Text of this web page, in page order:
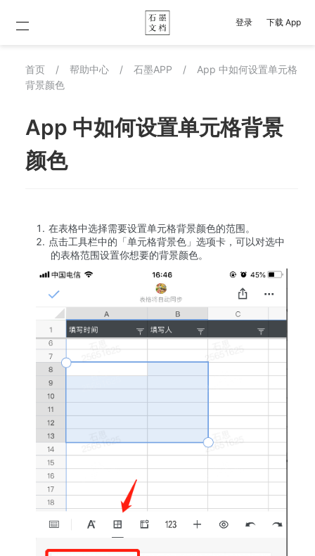
登录 下载 App
首页 / 帮助中心 / 石墨APP /
App 中如何设置单元格
背景颜色
App 中如何设置单元格背景
颜色
在表格中选择需要设置单元格背景颜色的范围。
点击工具栏中的「单元格背景色」选项卡，可以对选中
的表格范围设置你想要的背景颜色。